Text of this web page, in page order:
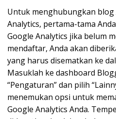
Untuk menghubungkan blog
Analytics, pertama-tama
Google Analytics jika belum
mendaftar, Anda akan
yang harus disematkan ke
Masuklah ke dashboard
“Pengaturan” dan pilih
menemukan opsi untuk
Google Analytics Anda.